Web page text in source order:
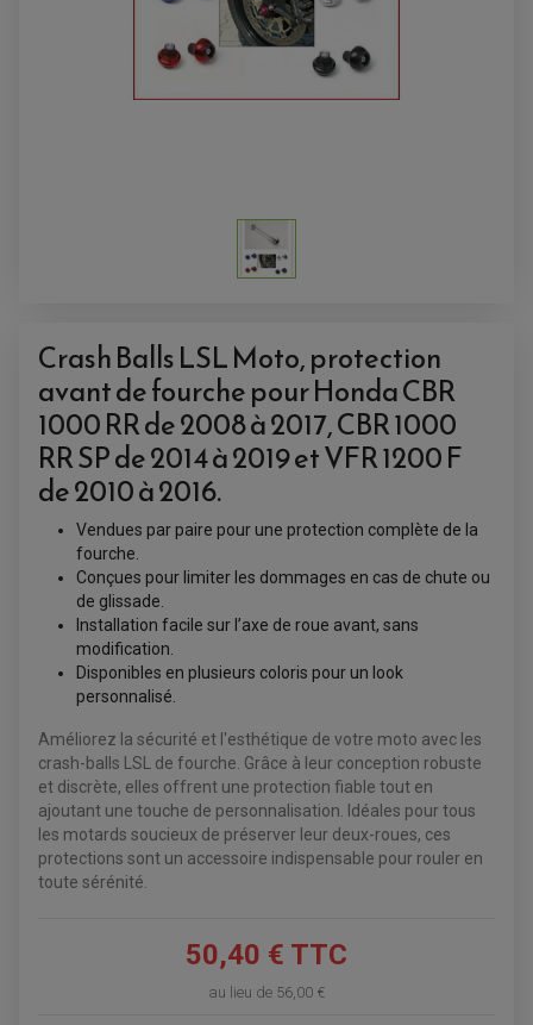
BAGAGERIE
BAGAGERIE SOUPLE
ACCESSOIRE GPS, SMARTPHONE
SELLE CONFORT
SUPPORT TOP CASE
SUPPORT VALISE LATERAL
TOP CASE ET VALISES
ACCESSOIRE ÉCHAPPEMENT
ACCESSOIRES QUAD
ACCESSOIRES ANODISES POUR QUAD
BOUCHON DE RÉSERVOIR QUAD
KIT DÉCO QUAD / SSV
KIT POIGNÉE DE GAZ QUAD
POIGNÉE QUAD
PROTÈGE-MAINS
PONTETS / REHAUSSES DE GUIDON
REPOSE PIED QUAD
BAGAGERIE / TREUIL / ATTELAGE
COFFRE / TOP CASE QUAD
ÉCHAPPEMENT QUAD
ÉCHAPPEMENT QUAD
ENTRETIEN QUAD / SSV
BATTERIE
FILTRE A HUILE QUAD
ÉQUIPEMENT ÉLECTRIQUE
PLAQUE PHARE
COMPTEUR D'HEURE
CONDENSATEUR
BOBINE D'ALLUMAGE
COUPE-CONTACT
TRANSMISSION
PATIN DE BRAS OSCILLANT
ROULETTE DE CHAÎNE
Crash Balls LSL Moto, protection
avant de fourche pour Honda CBR
1000 RR de 2008 à 2017, CBR 1000
RR SP de 2014 à 2019 et VFR 1200 F
de 2010 à 2016.
Vendues par paire pour une protection complète de la
fourche.
Conçues pour limiter les dommages en cas de chute ou
de glissade.
Installation facile sur l’axe de roue avant, sans
modification.
Disponibles en plusieurs coloris pour un look
personnalisé.
Améliorez la sécurité et l'esthétique de votre moto avec les
crash-balls LSL de fourche. Grâce à leur conception robuste
et discrète, elles offrent une protection fiable tout en
ajoutant une touche de personnalisation. Idéales pour tous
les motards soucieux de préserver leur deux-roues, ces
protections sont un accessoire indispensable pour rouler en
toute sérénité.
50,40 € TTC
au lieu de 56,00 €